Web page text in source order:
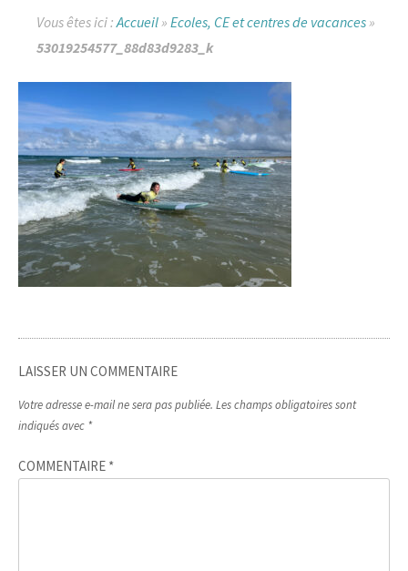
Vous êtes ici :Accueil» Ecoles, CE et centres de vacances»
53019254577_88d83d9283_k
LAISSER UN COMMENTAIRE
Votre adresse e-mail ne sera pas publiée. Les champs obligatoires sont
indiqués avec *
COMMENTAIRE *